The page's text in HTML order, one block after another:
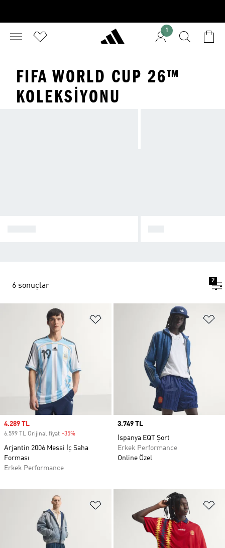
1
FIFA WORLD CUP 26™
KOLEKSIYONU
6 sonuçlar
2
Favori Listesine Ekle
Sale price
4.289 TL
6.599 TL Orijinal fiyat -35%
Arjantin 2006 Messi İç Saha
Forması
Erkek Performance
Price
3.749 TL
İspanya EQT Şort
Erkek Performance
Online Özel
Favori Listesine Ekle